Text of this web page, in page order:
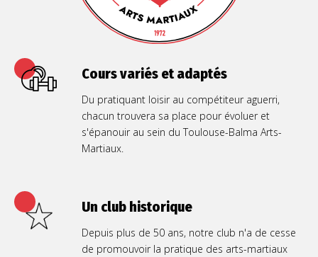
Cours variés et adaptés
Du pratiquant loisir au compétiteur aguerri,
chacun trouvera sa place pour évoluer et
s'épanouir au sein du Toulouse-Balma Arts-
Martiaux.
Un club historique
Depuis plus de 50 ans, notre club n'a de cesse
de promouvoir la pratique des arts-martiaux